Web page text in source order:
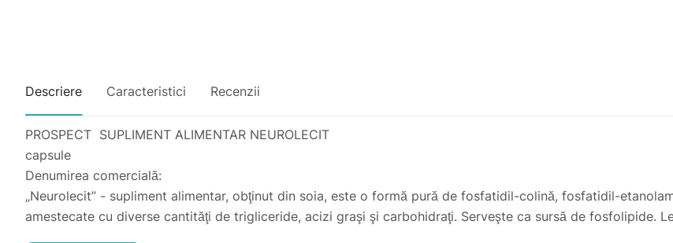
Descriere Caracteristici Recenzii
PROSPECT SUPLIMENT ALIMENTAR NEUROLECIT
capsule
Denumirea comercială:
„Neurolecit” - supliment alimentar, obţinut din soia, este o formă pură de fosfatidil-colină, fosfatidil-
amestecate cu diverse cantităţi de trigliceride, acizi graşi şi carbohidraţi. Serveşte ca sursă de fosfolipide.